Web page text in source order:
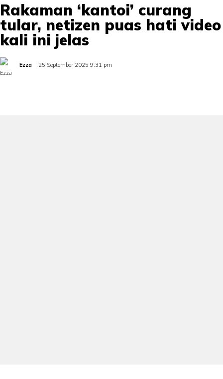
Rakaman ‘kantoi’ curang
tular, netizen puas hati video
kali ini jelas
Ezza 25 September 2025 9:31 pm